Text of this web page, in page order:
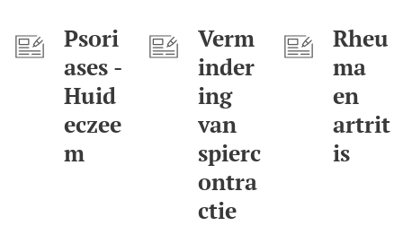
Psori
ases -
Huid
eczee
m
Verm
inder
ing
van
spierc
ontra
ctie
Rheu
ma
en
artrit
is